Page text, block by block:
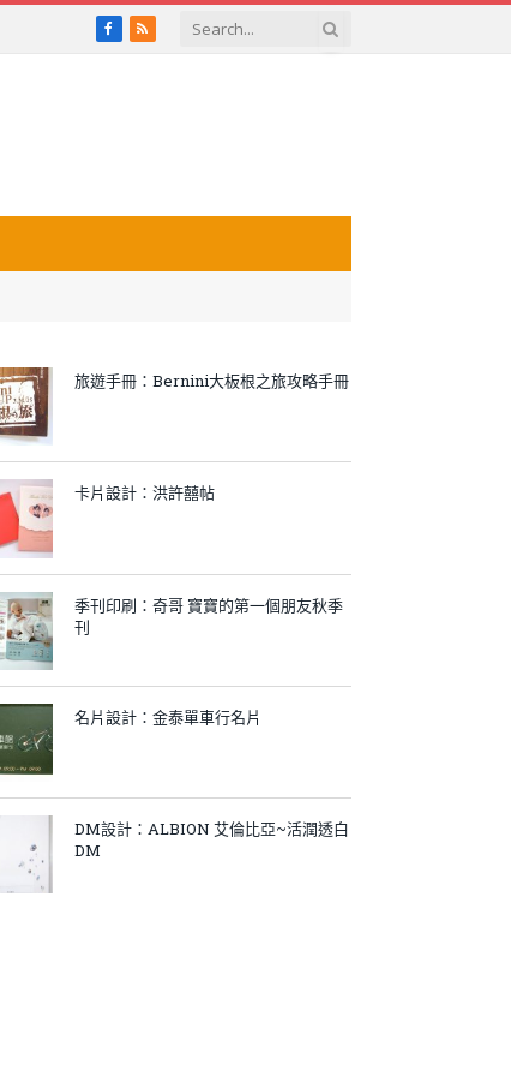
Facebook
RSS
旅遊手冊：Bernini大板根之旅攻略手冊
卡片設計：洪許囍帖
季刊印刷：奇哥 寶寶的第一個朋友秋季
刊
名片設計：金泰單車行名片
DM設計：ALBION 艾倫比亞~活潤透白
DM